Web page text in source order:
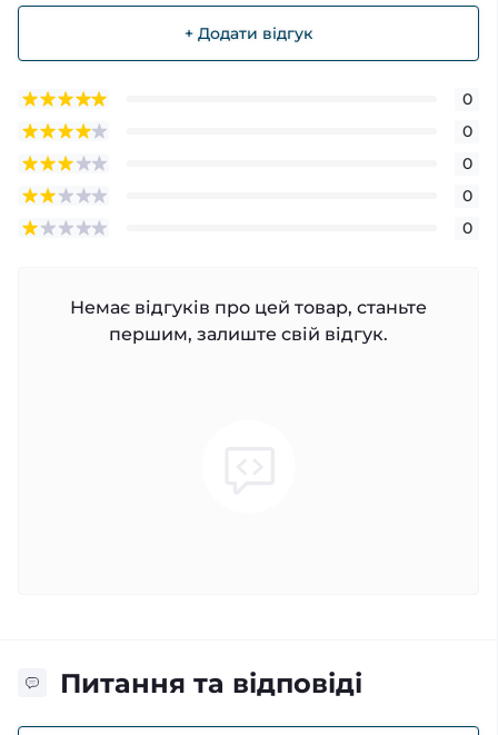
+ Додати відгук
0
0
0
0
0
Немає відгуків про цей товар, станьте
першим, залиште свій відгук.
Питання та відповіді